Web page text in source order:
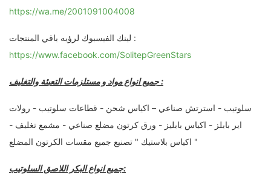
https://wa.me/2001091004008
لينك الفيسبوك لرؤيه باقي المنتجات :
https://www.facebook.com/SolitepGreenStars
جميع انواع مواد و مستلزمات التعبئة والتغليف :
سلوتيب - استرتش صناعي – اكياس شحن - قطاعات سلوتيب - رولات
اير بابلز - اكياس بابليز - ورق كرتون مضلع صناعي - مشمع تغليف -
اكياس بلاستيك " تصنيع جميع مقسات الكرتون المضلع "
جميع انواع البكر اللاصق السلوتيب: